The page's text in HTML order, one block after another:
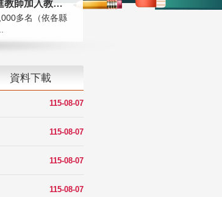
迎接115學年度新進教師加入教育現
多名（依各縣
資料下載
115-08-07
115-08-07
115-08-07
115-08-07